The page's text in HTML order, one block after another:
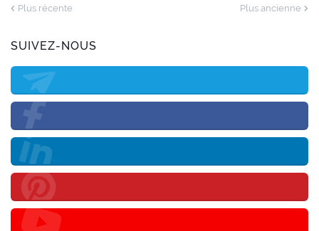
Plus récente Plus ancienne
SUIVEZ-NOUS